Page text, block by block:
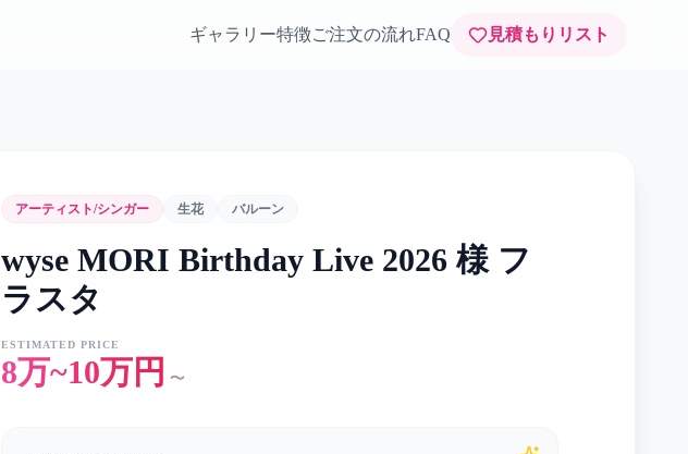
ギャラリー特徴ご注文の流れFAQ 見積もりリスト
アーティスト/シンガー 生花 バルーン
wyse MORI Birthday Live 2026 様 フ
ラスタ
ESTIMATED PRICE
8万~10万円 〜